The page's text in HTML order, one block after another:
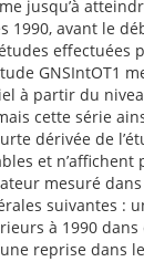
jusqu’à
1990, avant le
effectuées
GNSIntOT1
à partir du
cette série
dérivée de
et n’affichent
mesuré
suivantes :
à 1990
reprise dans